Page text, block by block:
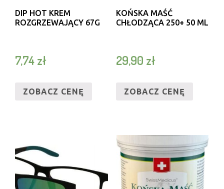
DIP HOT KREM
ROZGRZEWAJĄCY 67G
7,74zł
ZOBACZ CENĘ
KOŃSKA MAŚĆ
CHŁODZĄCA 250+ 50 ML
29,90 zł
ZOBACZ CENĘ